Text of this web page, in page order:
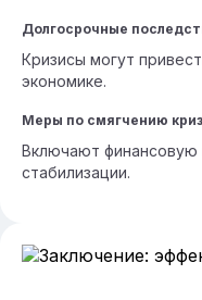
Долгосрочные
Кризисы могут
экономике.
Меры по смягчению
Включают
стабилизации.